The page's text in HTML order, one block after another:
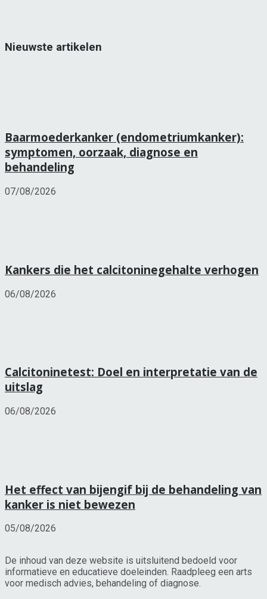
Nieuwste artikelen
Baarmoederkanker (endometriumkanker):
symptomen, oorzaak, diagnose en
behandeling
07/08/2026
Kankers die het calcitoninegehalte verhogen
06/08/2026
Calcitoninetest: Doel en interpretatie van de
uitslag
06/08/2026
Het effect van bijengif bij de behandeling van
kanker is niet bewezen
05/08/2026
De inhoud van deze website is uitsluitend bedoeld voor
informatieve en educatieve doeleinden. Raadpleeg een arts
voor medisch advies, behandeling of diagnose.